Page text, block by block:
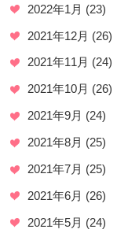
2022年1月 (23)
2021年12月 (26)
2021年11月 (24)
2021年10月 (26)
2021年9月 (24)
2021年8月 (25)
2021年7月 (25)
2021年6月 (26)
2021年5月 (24)